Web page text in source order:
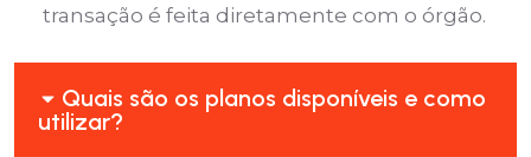
transação é feita diretamente com o órgão.
Quais são os planos disponíveis e como
utilizar?